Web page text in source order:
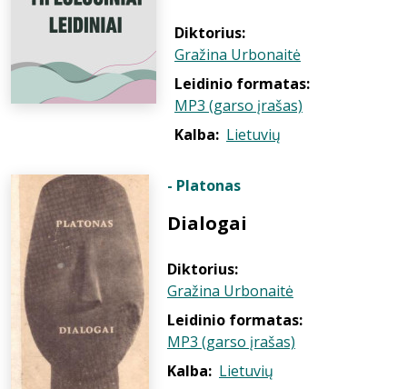
Diktorius:
Gražina Urbonaitė
Leidinio formatas:
MP3 (garso įrašas)
Kalba: Lietuvių
- Platonas
Dialogai
Diktorius:
Gražina Urbonaitė
Leidinio formatas:
MP3 (garso įrašas)
Kalba: Lietuvių